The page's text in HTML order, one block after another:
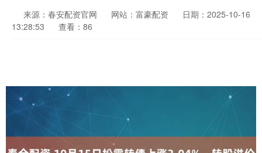
来源：春安配资官网 网站：富豪配资
日期：2025-10-16
13:28:53
查看：86